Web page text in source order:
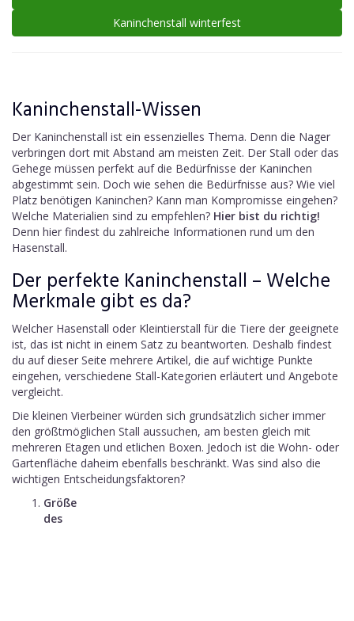
Kaninchenstall winterfest
Kaninchenstall-Wissen
Der Kaninchenstall ist ein essenzielles Thema. Denn die Nager
verbringen dort mit Abstand am meisten Zeit. Der Stall oder das
Gehege müssen perfekt auf die Bedürfnisse der Kaninchen
abgestimmt sein. Doch wie sehen die Bedürfnisse aus? Wie viel
Platz benötigen Kaninchen? Kann man Kompromisse eingehen?
Welche Materialien sind zu empfehlen? Hier bist du richtig!
Denn hier findest du zahlreiche Informationen rund um den
Hasenstall.
Der perfekte Kaninchenstall – Welche
Merkmale gibt es da?
Welcher Hasenstall oder Kleintierstall für die Tiere der geeignete
ist, das ist nicht in einem Satz zu beantworten. Deshalb findest
du auf dieser Seite mehrere Artikel, die auf wichtige Punkte
eingehen, verschiedene Stall-Kategorien erläutert und Angebote
vergleicht.
Die kleinen Vierbeiner würden sich grundsätzlich sicher immer
den größtmöglichen Stall aussuchen, am besten gleich mit
mehreren Etagen und etlichen Boxen. Jedoch ist die Wohn- oder
Gartenfläche daheim ebenfalls beschränkt. Was sind also die
wichtigen Entscheidungsfaktoren?
Größe
des